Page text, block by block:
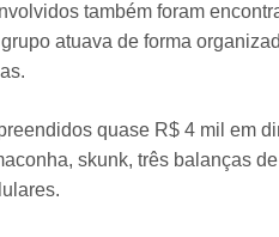
também foram
grupo atuava de forma
quase R$ 4 mil em
skunk, três balanças